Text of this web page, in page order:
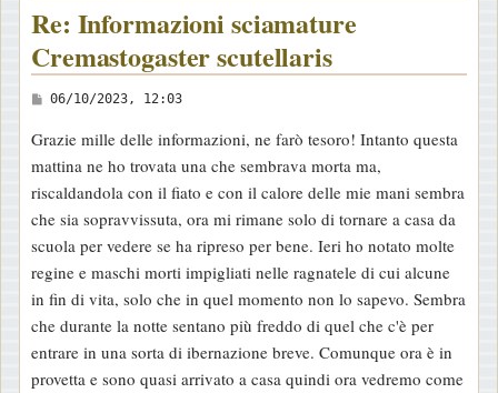
Re: Informazioni sciamature
Cremastogaster scutellaris
M
s
s
a
g
g
i
o
06/10/2023, 12:03
Grazie mille delle informazioni, ne farò tesoro! Intanto questa
mattina ne ho trovata una che sembrava morta ma,
riscaldandola con il fiato e con il calore delle mie mani sembra
che sia sopravvissuta, ora mi rimane solo di tornare a casa da
scuola per vedere se ha ripreso per bene. Ieri ho notato molte
regine e maschi morti impigliati nelle ragnatele di cui alcune
in fin di vita, solo che in quel momento non lo sapevo. Sembra
che durante la notte sentano più freddo di quel che c'è per
entrare in una sorta di ibernazione breve. Comunque ora è in
provetta e sono quasi arrivato a casa quindi ora vedremo come